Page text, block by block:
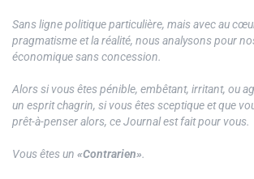
Sans ligne politique particulière, mais avec au
pragmatisme et la réalité, nous analysons pour
économique sans concession.
Alors si vous êtes pénible, embêtant, irritant, ou
un esprit chagrin, si vous êtes sceptique et que
prêt-à-penser alors, ce Journal est fait pour vous.
Vous êtes un «Contrarien».